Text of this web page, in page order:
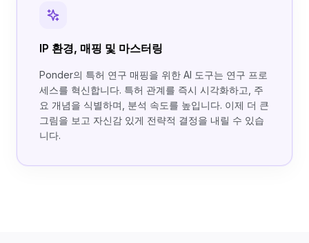
IP 환경, 매핑 및 마스터링
Ponder의 특허 연구 매핑을 위한 AI 도구는 연구 프로
세스를 혁신합니다. 특허 관계를 즉시 시각화하고, 주
요 개념을 식별하며, 분석 속도를 높입니다. 이제 더 큰
그림을 보고 자신감 있게 전략적 결정을 내릴 수 있습
니다.